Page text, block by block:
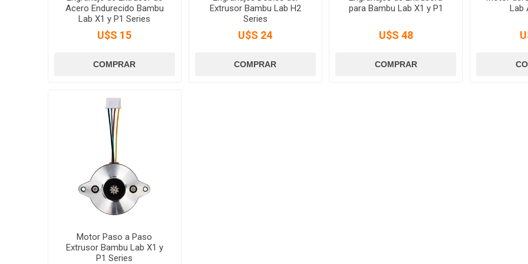
Acero Endurecido Bambu
Lab X1 y P1 Series
U$S 15
Extrusor Bambu Lab H2
Series
U$S 24
para Bambu Lab X1 y P1
U$S 48
Lab
Motor Paso a Paso
Extrusor Bambu Lab X1 y
P1 Series